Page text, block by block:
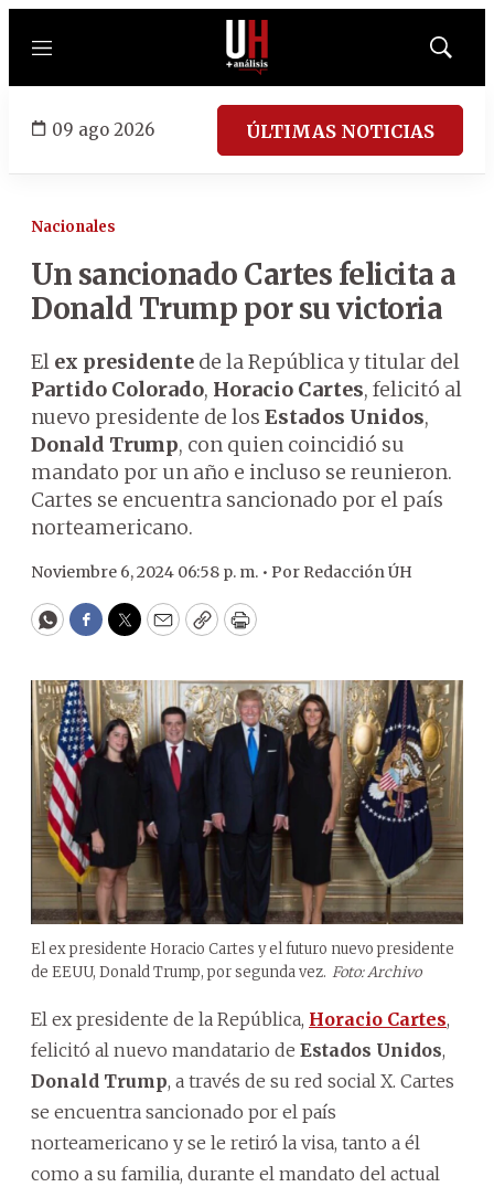
Menú
Mostrar
09 ago 2026 ÚLTIMAS NOTICIAS
Nacionales
Un sancionado Cartes felicita a
Donald Trump por su victoria
El ex presidente de la República y titular del
Partido Colorado, Horacio Cartes, felicitó al
nuevo presidente de los Estados Unidos,
Donald Trump, con quien coincidió su
mandato por un año e incluso se reunieron.
Cartes se encuentra sancionado por el país
norteamericano.
Noviembre 6, 2024 06:58 p. m. • Por Redacción ÚH
WhatsApp
Facebook
Twitter
EmailCopyPrint
El ex presidente Horacio Cartes y el futuro nuevo presidente
de EEUU, Donald Trump, por segunda vez. Foto: Archivo
El ex presidente de la República, Horacio Cartes,
felicitó al nuevo mandatario de Estados Unidos,
Donald Trump, a través de su red social X. Cartes
se encuentra sancionado por el país
norteamericano y se le retiró la visa, tanto a él
como a su familia, durante el mandato del actual